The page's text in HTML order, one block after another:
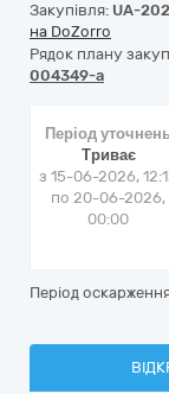
Закупівля: UA-
на DoZorro
Рядок плану
004349-a
Період
Триває
з 15-06-2026,
по 20-06-2026,
00:00
Період